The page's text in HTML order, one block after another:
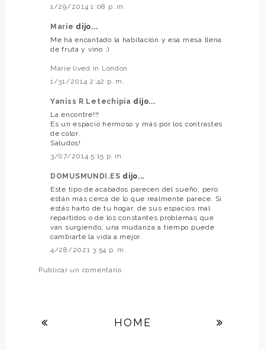
1/29/2014 1:08 p. m.
Marie dijo...
Me ha encantado la habitación y esa mesa llena
de fruta y vino :)
Marie lived in London
1/31/2014 2:42 p. m.
Yaniss R Letechipia dijo...
La encontre!!!
Es un espacio hermoso y más por los contrastes
de color.
Saludos!
3/07/2014 5:15 p. m.
DOMUSMUNDI.ES dijo...
Este tipo de acabados parecen del sueño, pero
están más cerca de lo que realmente parece. Si
estás harto de tu hogar, de sus espacios mal
repartidos o de los constantes problemas que
van surgiendo, una mudanza a tiempo puede
cambiarte la vida a mejor.
4/28/2021 3:54 p. m.
Publicar un comentario
HOME